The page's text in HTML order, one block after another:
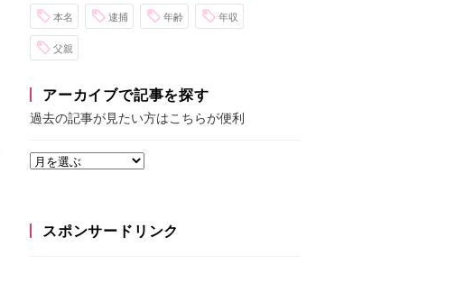
本名 逮捕 年齢 年収
父親
アーカイブで記事を探す
過去の記事が見たい方はこちらが便利
スポンサードリンク